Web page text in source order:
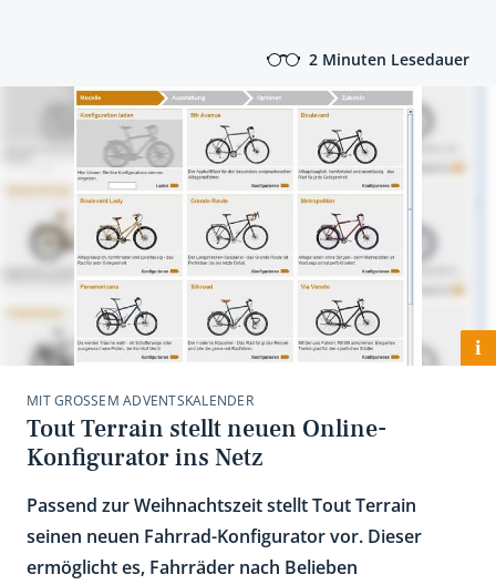
2 Minuten Lesedauer
i
MIT GROSSEM ADVENTSKALENDER
Tout Terrain stellt neuen Online-
Konfigurator ins Netz
Passend zur Weihnachtszeit stellt Tout Terrain
seinen neuen Fahrrad-Konfigurator vor. Dieser
ermöglicht es, Fahrräder nach Belieben